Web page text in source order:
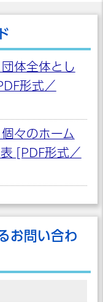
体全体とし
形式／
々のホーム
[PDF形式／
お問い合わ